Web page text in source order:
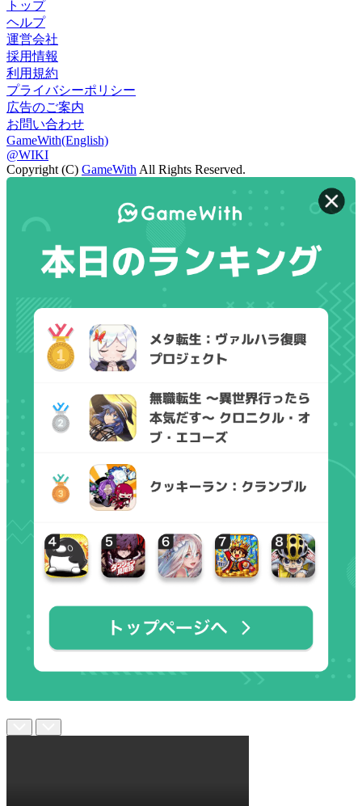
トップ
ヘルプ
運営会社
採用情報
利用規約
プライバシーポリシー
広告のご案内
お問い合わせ
GameWith(English)
@WIKI
Copyright (C) GameWith All Rights Reserved.